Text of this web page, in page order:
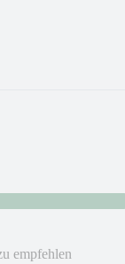
empfehlen